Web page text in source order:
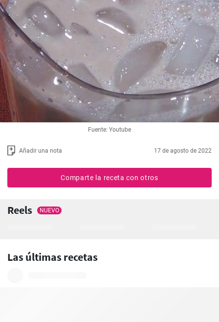
Fuente: Youtube
Añadir una nota 17 de agosto de 2022
Comparte la receta con otros
Reels NUEVO
Las últimas recetas